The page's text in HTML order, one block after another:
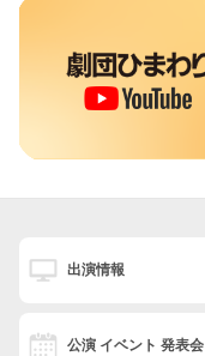
出演情報
公演 イベント 発表会